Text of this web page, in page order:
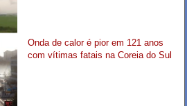
Onda de calor é pior em 121 anos
com vítimas fatais na Coreia do Sul